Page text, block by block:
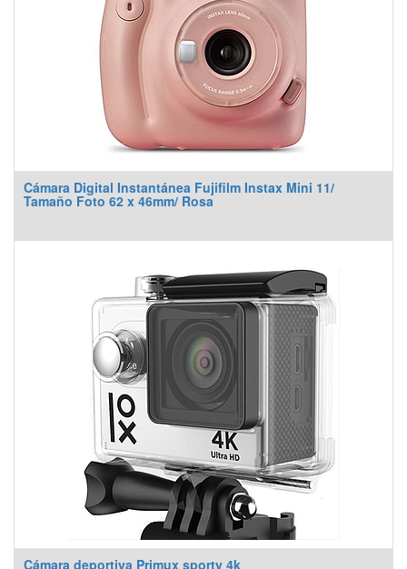
Cámara Digital Instantánea Fujifilm Instax Mini 11/
Tamaño Foto 62 x 46mm/ Rosa
Cámara deportiva Primux sporty 4k